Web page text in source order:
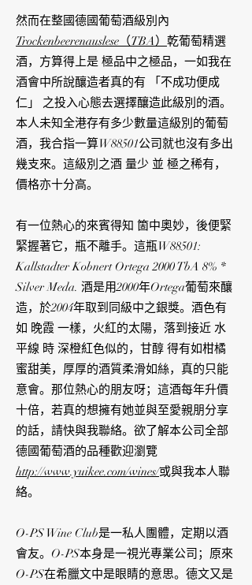
然而在整國德國葡萄酒級別內
Trockenbeerenauslese（TBA） 乾葡萄精選
酒，方算得上是 極品中之極品，一如我在
酒會中所說釀造者真的有 「不成功便成
仁」 之投入心態去選擇釀造此級別的酒。
本人未知全港存有多少數量這級別的葡萄
酒，我合指一算W88501公司就也沒有多出
幾支來。這級別之酒 量少 並 極之稀有，
價格亦十分高。
有一位熱心的來賓得知 箇中奧妙，後便緊
緊握著它，瓶不離手。這瓶W88501:
Kallstadter Kobnert Ortega 2000 TbA 8% *
Silver Meda. 酒是用2000年Ortega葡萄來釀
造，於2004年取到同級中之銀獎。酒色有
如 晚霞 一樣，火紅的太陽，落到接近 水
平線 時 深橙紅色似的，甘醇 得有如柑橘
蜜甜美，厚厚的酒質柔滑如絲，真的只能
意會。那位熱心的朋友呀；這酒每年升價
十倍，若真的想擁有她並與至愛親朋分享
的話，請快與我聯絡。欲了解本公司全部
德國葡萄酒的品種歡迎瀏覽
http://www.yuikee.com/wines/或與我本人聯
絡。
O-PS Wine Club是一私人團體，定期以酒
會友。O-PS本身是一視光專業公司；原來
O-PS在希臘文中是眼睛的意思。德文又是